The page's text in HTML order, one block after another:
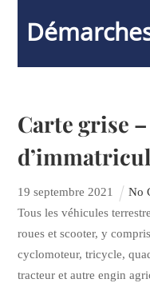
Carte grise
19 septembre 2021 No
Tous les véhicules
roues et scooter, y
cyclomoteur, tricycle,
tracteur et autre engin